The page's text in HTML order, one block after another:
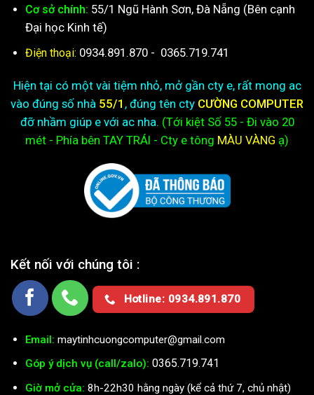
Cơ sở chính: 55/1 Ngũ Hành Sơn, Đà Nẵng (Bên cạnh
Đại học Kinh tế)
Điện thoại: 0934.891.870 - 0365.719.741
Hiện tại có một vài tiệm nhỏ, mở gần cty e, rất mong ac
vào đúng số nhà 55/1 , đúng tên cty CƯỜNG COMPUTER
đỡ nhầm giúp e với ac nha. (Tới kiệtSố 55 - Đi vào 20
mét - Phía bên TAY TRÁI - Cty e tông MÀU VÀNG ạ)
Kết nối với chúng tôi :
Hotline: 0934.891.870
Email: maytinhcuongcomputer@gmail.com
Góp ý dịch vụ (call/zalo): 0365.719.741
Giờ mở cửa: 8h-22h30 hằng ngày (kể cả thứ 7, chủ nhật)